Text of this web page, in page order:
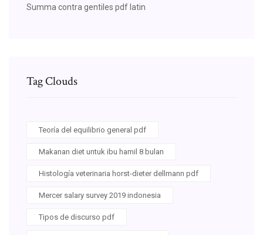
Summa contra gentiles pdf latin
Tag Clouds
Teoría del equilibrio general pdf
Makanan diet untuk ibu hamil 8 bulan
Histología veterinaria horst-dieter dellmann pdf
Mercer salary survey 2019 indonesia
Tipos de discurso pdf